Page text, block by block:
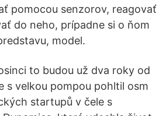
pomocou senzorov, reagovať
do neho, prípadne si o ňom
model.
to budou už dva roky od
s velkou pompou pohltil osm
startupů v čele s